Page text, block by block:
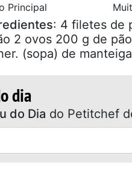
Principal
: 4 filetes de
2 ovos 200 g de
(sopa) de
dia
do Dia do Petitchef